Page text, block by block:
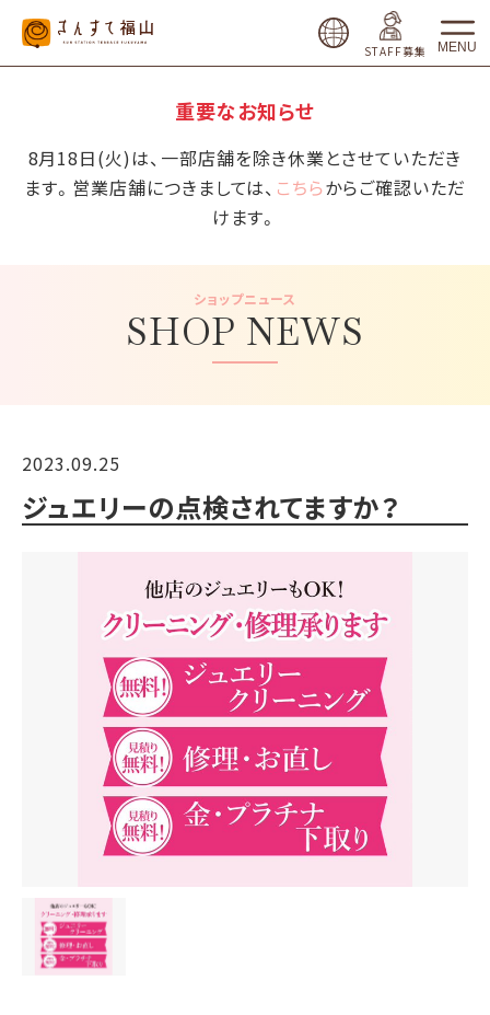
STAFF募集 MENU
重要なお知らせ
8月18日(火)は、一部店舗を除き休業とさせていただき
ます。営業店舗につきましては、 こちらからご確認いただ
けます。
SHOP NEWS
ショップニュース
2023.09.25
ジュエリーの点検されてますか？